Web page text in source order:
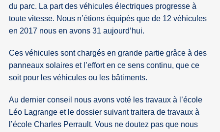
du parc. La part des véhicules électriques progresse à
toute vitesse. Nous n’étions équipés que de 12 véhicules
en 2017 nous en avons 31 aujourd’hui.
Ces véhicules sont chargés en grande partie grâce à des
panneaux solaires et l’effort en ce sens continu, que ce
soit pour les véhicules ou les bâtiments.
Au dernier conseil nous avons voté les travaux à l’école
Léo Lagrange et le dossier suivant traitera de travaux à
l’école Charles Perrault. Vous ne doutez pas que nous